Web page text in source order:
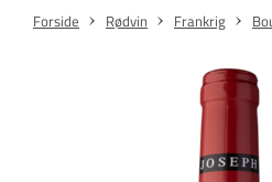
Forside Rødvin Frankrig